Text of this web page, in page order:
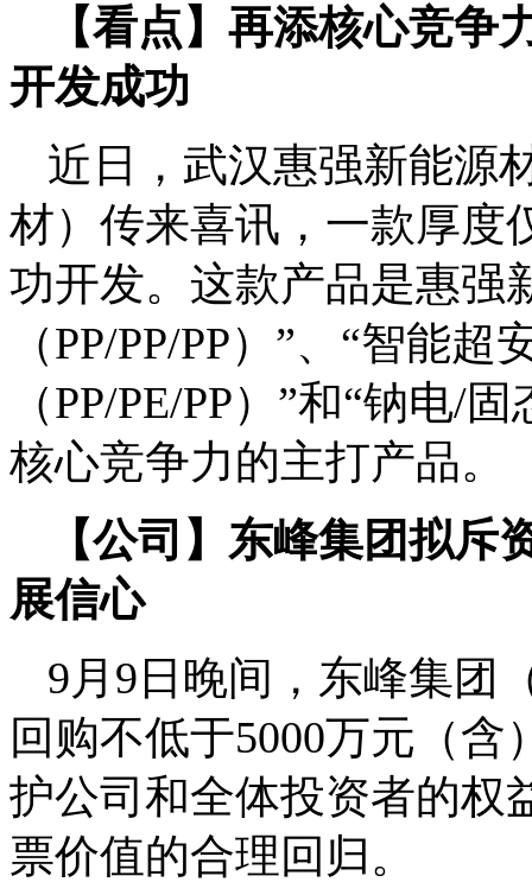
【看点】再添核心竞争
开发成功
近日，武汉惠强新能源
材）传来喜讯，一款厚度
功开发。这款产品是惠强
（PP/PP/PP）”、“智能
（PP/PE/PP）”和“钠电/
核心竞争力的主打产品。
【公司】东峰集团拟斥
展信心
9月9日晚间，东峰集团
回购不低于5000万元（
护公司和全体投资者的权
票价值的合理回归。